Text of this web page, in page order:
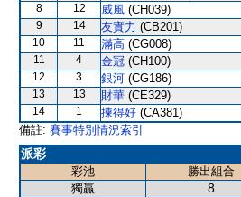
8 12 威風 (CH039)
9 14 友實力 (CB201)
10 11 滿高 (CG008)
11 4 金冠 (CH100)
12 3 銀河 (CG186)
13 13 財華 (CE329)
14 1 揀得好 (CA381)
備註: 賽事特別情況索引
派彩
彩池 勝出組合
獨贏
8